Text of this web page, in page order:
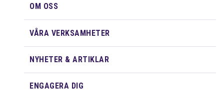
OM OSS
VÅRA VERKSAMHETER
NYHETER & ARTIKLAR
ENGAGERA DIG